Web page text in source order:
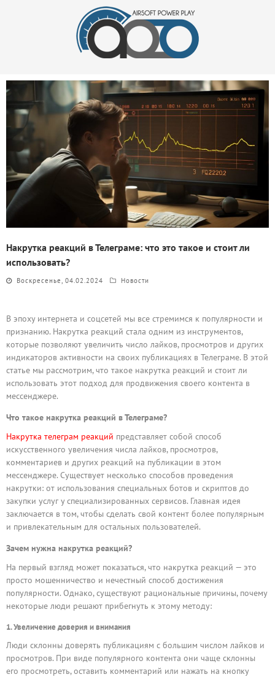
Накрутка реакций в Телеграме: что это такое и стоит ли
использовать?
Воскресенье, 04.02.2024 Новости
В эпоху интернета и соцсетей мы все стремимся к популярности и
признанию. Накрутка реакций стала одним из инструментов,
которые позволяют увеличить число лайков, просмотров и других
индикаторов активности на своих публикациях в Телеграме. В этой
статье мы рассмотрим, что такое накрутка реакций и стоит ли
использовать этот подход для продвижения своего контента в
мессенджере.
Что такое накрутка реакций в Телеграме?
Накрутка телеграм реакций представляет собой способ
искусственного увеличения числа лайков, просмотров,
комментариев и других реакций на публикации в этом
мессенджере. Существует несколько способов проведения
накрутки: от использования специальных ботов и скриптов до
закупки услуг у специализированных сервисов. Главная идея
заключается в том, чтобы сделать свой контент более популярным
и привлекательным для остальных пользователей.
Зачем нужна накрутка реакций?
На первый взгляд может показаться, что накрутка реакций — это
просто мошенничество и нечестный способ достижения
популярности. Однако, существуют рациональные причины, почему
некоторые люди решают прибегнуть к этому методу:
1. Увеличение доверия и внимания
Люди склонны доверять публикациям с большим числом лайков и
просмотров. При виде популярного контента они чаще склонны
его просмотреть, оставить комментарий или нажать на кнопку